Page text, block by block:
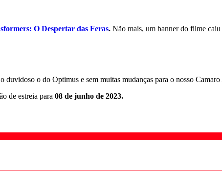
O Despertar das Feras. Não mais, um banner do filme
duvidoso o do Optimus e sem muitas mudanças para o nosso
de estreia para 08 de junho de 2023.